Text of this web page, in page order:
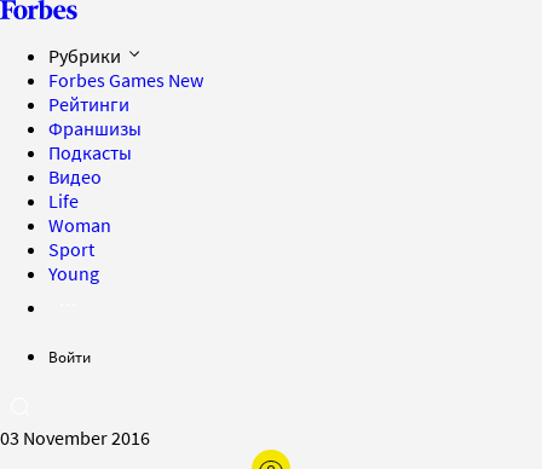
Рубрики
Forbes Games New
Рейтинги
Франшизы
Подкасты
Видео
Life
Woman
Sport
Young
Войти
03 November 2016